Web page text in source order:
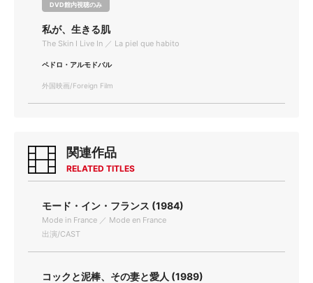
DVD館内視聴のみ
私が、生きる肌
The Skin I Live In ／ La piel que habito
ペドロ・アルモドバル
外国映画/Foreign Film
関連作品
RELATED TITLES
モード・イン・フランス (1984)
Mode in France ／ Mode en France
出演/CAST
コックと泥棒、その妻と愛人 (1989)